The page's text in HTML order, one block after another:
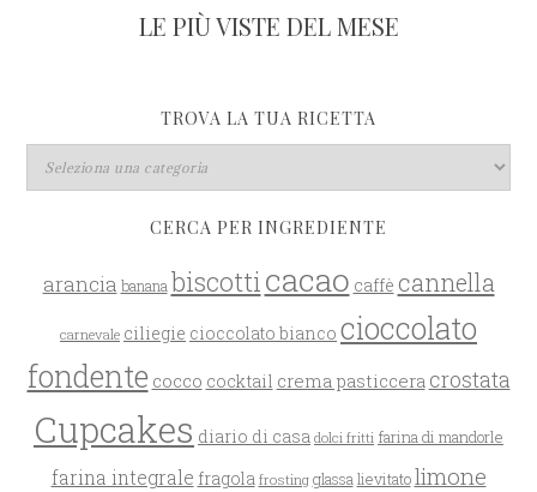
LE PIÙ VISTE DEL MESE
TROVA LA TUA RICETTA
CERCA PER INGREDIENTE
arancia banana biscotticacao caffè cannella
carnevale ciliegie cioccolato bianco cioccolato
fondente cocco cocktail crema pasticcera crostata
Cupcakes diario di casa dolci fritti farina di mandorle
farina integrale fragola frosting glassa lievitato limone